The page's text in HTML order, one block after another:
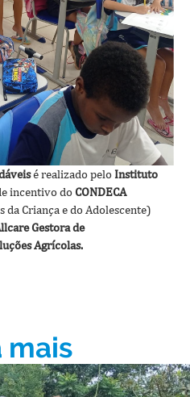
é realizado pelo Instituto
incentivo do CONDECA
da Criança e do Adolescente)
Gestora de
Agrícolas.
mais